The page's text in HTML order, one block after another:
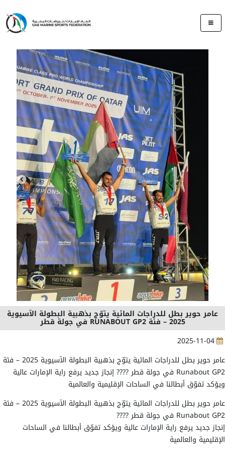
عامر حوير بطل للدراجات المائية يتوّج بذهبية البطولة الآسيوية
2025 – فئة RUNABOUT GP2 في جولة قطر
2025-11-04
عامر حوير بطل للدراجات المائية يتوّج بذهبية البطولة الآسيوية 2025 – فئة
Runabout GP2 في جولة قطر ???? إنجاز جديد يرفع راية الإمارات عالية
ويؤكد تفوّق أبطالنا في الساحات الإقليمية والعالمية
عامر حوير بطل للدراجات المائية يتوّج بذهبية البطولة الآسيوية 2025 – فئة
Runabout GP2 في جولة قطر ????
إنجاز جديد يرفع راية الإمارات عالية ويؤكد تفوّق أبطالنا في الساحات
الإقليمية والعالمية